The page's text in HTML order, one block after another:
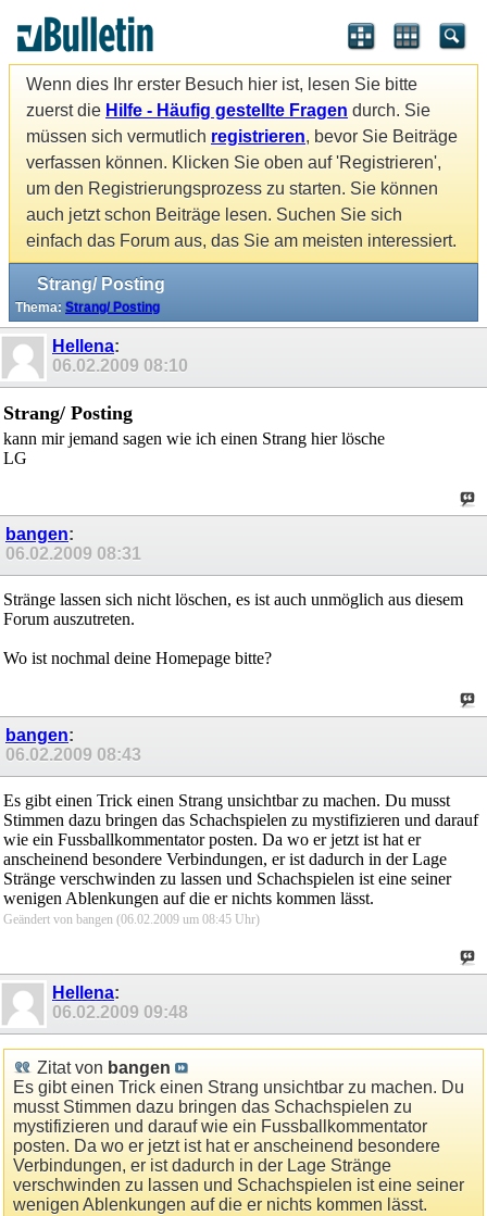
Wenn dies Ihr erster Besuch hier ist, lesen Sie bitte
zuerst die Hilfe - Häufig gestellte Fragen durch. Sie
müssen sich vermutlich registrieren, bevor Sie Beiträge
verfassen können. Klicken Sie oben auf 'Registrieren',
um den Registrierungsprozess zu starten. Sie können
auch jetzt schon Beiträge lesen. Suchen Sie sich
einfach das Forum aus, das Sie am meisten interessiert.
Strang/ Posting
Thema: Strang/ Posting
Hellena:
06.02.2009 08:10
Strang/ Posting
kann mir jemand sagen wie ich einen Strang hier lösche
LG
bangen:
06.02.2009 08:31
Stränge lassen sich nicht löschen, es ist auch unmöglich aus diesem
Forum auszutreten.
Wo ist nochmal deine Homepage bitte?
bangen:
06.02.2009 08:43
Es gibt einen Trick einen Strang unsichtbar zu machen. Du musst
Stimmen dazu bringen das Schachspielen zu mystifizieren und darauf
wie ein Fussballkommentator posten. Da wo er jetzt ist hat er
anscheinend besondere Verbindungen, er ist dadurch in der Lage
Stränge verschwinden zu lassen und Schachspielen ist eine seiner
wenigen Ablenkungen auf die er nichts kommen lässt.
Geändert von bangen (06.02.2009 um 08:45 Uhr)
Hellena:
06.02.2009 09:48
Zitat von bangen
Es gibt einen Trick einen Strang unsichtbar zu machen. Du
musst Stimmen dazu bringen das Schachspielen zu
mystifizieren und darauf wie ein Fussballkommentator
posten. Da wo er jetzt ist hat er anscheinend besondere
Verbindungen, er ist dadurch in der Lage Stränge
verschwinden zu lassen und Schachspielen ist eine seiner
wenigen Ablenkungen auf die er nichts kommen lässt.